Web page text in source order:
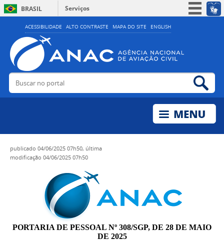
ACESSIBILIDADE ALTO CONTRASTE MAPA DO SITE ENGLISH
BRASIL
Serviços
Simplifique!
Acesso à informação
Legislação
Buscar no portal
publicado 04/06/2025 07h50, última
modificação 04/06/2025 07h50
PORTARIA DE PESSOAL Nº 308/SGP, DE 28 DE MAIO
DE 2025